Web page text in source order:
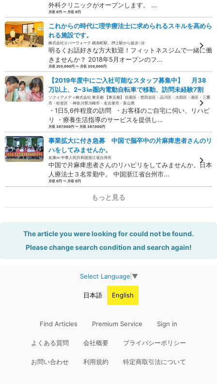
外科クリニックがオープンします。 ...
月収 0円 〜 月収 0円
これからの時代に理学療法士に求められるスキルを高めら
れる施設です。
株式会社エバーウォーク 錦糸町駅、押上駅から徒歩8分
明るくお話好きな方大歓迎！フィットネスジムで一緒に働
きませんか？ 2018年5月オープンのフ...
月収 250,000円 〜 月収 350,000円
【2019年度中にご入社可能なスタッフ募集中】 月38
万以上、2~3㎞圏内電動自転車で移動、訪問未経験7割
ソフィアメディ株式会社 東京都 【東京都】 目黒区・世田谷区・品川区・大田区・港区・三鷹
市・杉並区 ・神奈川県川崎市・名古屋市・富山県
・1日5,6件程度の訪問 ・お客様のご自宅に伺い、リハビ
リ ・療養生活指導のサービスを提供し...
月収 387,000円 〜 月収 387,000円
事業拡大に付き急募 中国で脳卒中の片麻痺患者さんのリ
ハをしてみませんか。
友康㈱ 中華人民共和国浙江省台州市
中国で片麻痺患者さんのリハビリをしてみませんか。日本
人療法士３名常勤中。 中国浙江省台州市...
月収 0円 〜 月収 0円
もっと見る
The article you were looking for could not be found.
Please change search condition and search again!
Select Language ▼
日本語 English
Find Articles Premium Service Sign in
よくある質問 会社概要 プライバシーポリシー
お問い合わせ 利用規約 特定商取引法について